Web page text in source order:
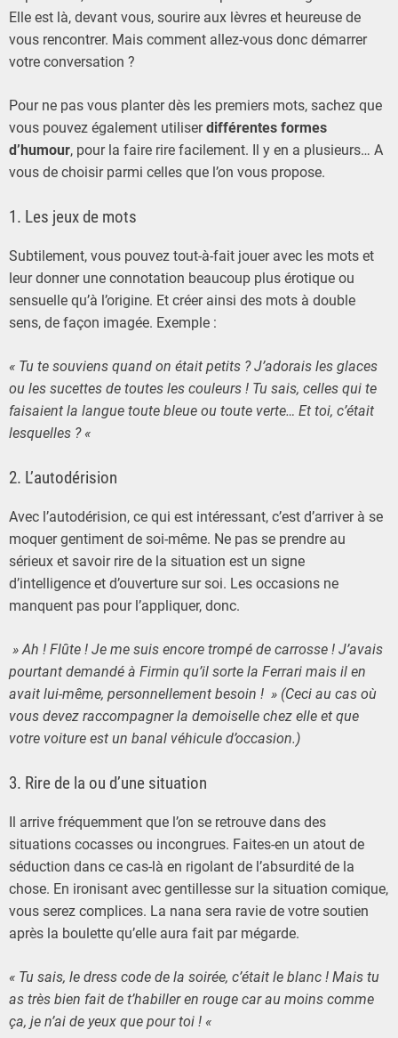
Elle est là, devant vous, sourire aux lèvres et heureuse de
vous rencontrer. Mais comment allez-vous donc démarrer
votre conversation ?
Pour ne pas vous planter dès les premiers mots, sachez que
vous pouvez également utiliserdifférentes formes
d’humour, pour la faire rire facilement. Il y en a plusieurs… A
vous de choisir parmi celles que l’on vous propose.
1. Les jeux de mots
Subtilement, vous pouvez tout-à-fait jouer avec les mots et
leur donner une connotation beaucoup plus érotique ou
sensuelle qu’à l’origine. Et créer ainsi des mots à double
sens, de façon imagée. Exemple :
« Tu te souviens quand on était petits ? J’adorais les glaces
ou les sucettes de toutes les couleurs ! Tu sais, celles qui te
faisaient la langue toute bleue ou toute verte… Et toi, c’était
lesquelles ? «
2. L’autodérision
Avec l’autodérision, ce qui est intéressant, c’est d’arriver à se
moquer gentiment de soi-même. Ne pas se prendre au
sérieux et savoir rire de la situation est un signe
d’intelligence et d’ouverture sur soi. Les occasions ne
manquent pas pour l’appliquer, donc.
» Ah ! Flûte ! Je me suis encore trompé de carrosse ! J’avais
pourtant demandé à Firmin qu’il sorte la Ferrari mais il en
avait lui-même, personnellement besoin ! » (Ceci au cas où
vous devez raccompagner la demoiselle chez elle et que
votre voiture est un banal véhicule d’occasion.)
3. Rire de la ou d’une situation
Il arrive fréquemment que l’on se retrouve dans des
situations cocasses ou incongrues. Faites-en un atout de
séduction dans ce cas-là en rigolant de l’absurdité de la
chose. En ironisant avec gentillesse sur la situation comique,
vous serez complices. La nana sera ravie de votre soutien
après la boulette qu’elle aura fait par mégarde.
« Tu sais, le dress code de la soirée, c’était le blanc ! Mais tu
as très bien fait de t’habiller en rouge car au moins comme
ça, je n’ai de yeux que pour toi ! «